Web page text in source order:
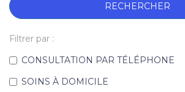
RECHERCHER
Filtrer par :
CONSULTATION PAR TÉLÉPHONE
SOINS À DOMICILE